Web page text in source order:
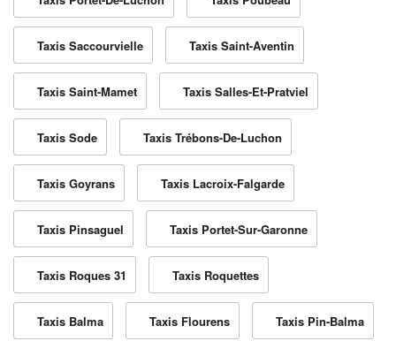
Taxis Saccourvielle Taxis Saint-Aventin
Taxis Saint-Mamet Taxis Salles-Et-Pratviel
Taxis Sode Taxis Trébons-De-Luchon
Taxis Goyrans Taxis Lacroix-Falgarde
Taxis Pinsaguel Taxis Portet-Sur-Garonne
Taxis Roques 31 Taxis Roquettes
Taxis Balma Taxis Flourens Taxis Pin-Balma